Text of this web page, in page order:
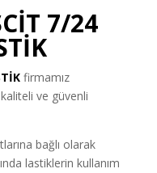
7/24
firmamız
ve güvenli
bağlı olarak
lastiklerin kullanım